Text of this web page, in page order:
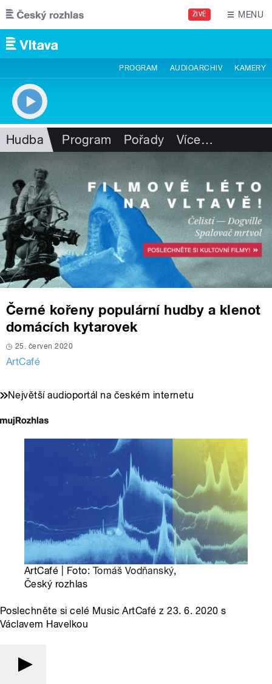
Přejít k hlavnímu obsahu
ŽIVĚ MENU
PROGRAM AUDIOARCHIV KAMERY
Hudba Program Pořady Více…
Černé kořeny populární hudby a klenot
domácích kytarovek
25. červen 2020
ArtCafé
Největší audioportál na českém internetu
ArtCafé | Foto: Tomáš Vodňanský,
Český rozhlas
Poslechněte si celé Music ArtCafé z 23. 6. 2020 s
Václavem Havelkou